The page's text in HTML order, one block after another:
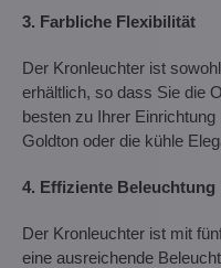
3. Farbliche Flexibilität
Der Kronleuchter ist
erhältlich, so dass Sie die
besten zu Ihrer
Goldton oder die kühle
4. Effiziente Beleuchtung
Der Kronleuchter ist mit
eine ausreichende